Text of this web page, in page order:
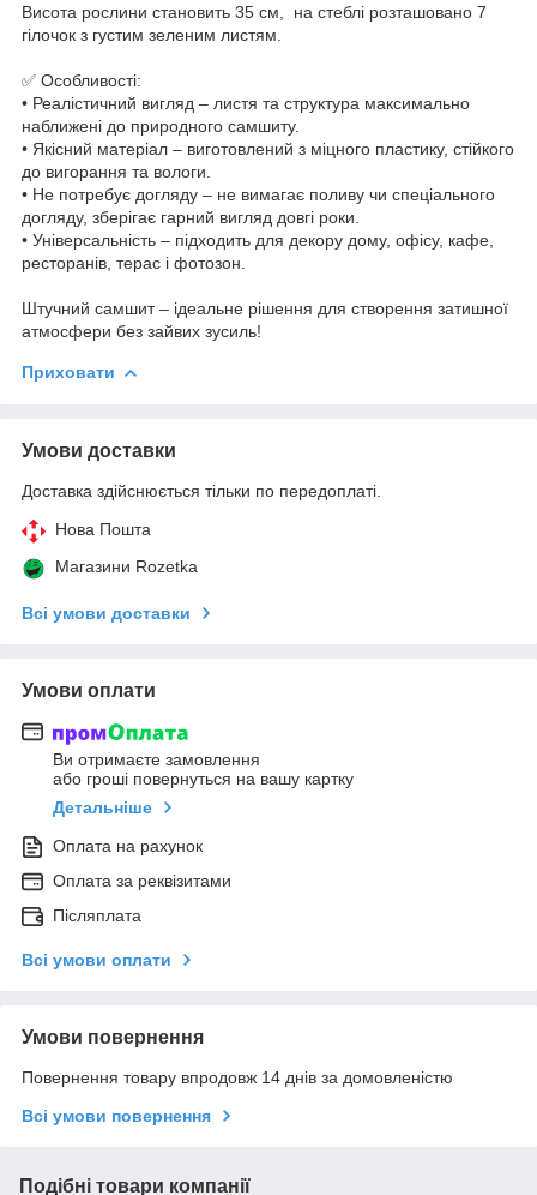
Висота рослини становить 35 см, на стеблі розташовано 7
гілочок з густим зеленим листям.
✅ Особливості:
• Реалістичний вигляд – листя та структура максимально
наближені до природного самшиту.
• Якісний матеріал – виготовлений з міцного пластику, стійкого
до вигорання та вологи.
• Не потребує догляду – не вимагає поливу чи спеціального
догляду, зберігає гарний вигляд довгі роки.
• Універсальність – підходить для декору дому, офісу, кафе,
ресторанів, терас і фотозон.
Штучний самшит – ідеальне рішення для створення затишної
атмосфери без зайвих зусиль!
Приховати
Умови доставки
Доставка здійснюється тільки по передоплаті.
Нова Пошта
Магазини Rozetka
Всі умови доставки
Умови оплати
Ви отримаєте замовлення
або гроші повернуться на вашу картку
Детальніше
Оплата на рахунок
Оплата за реквізитами
Післяплата
Всі умови оплати
Умови повернення
Повернення товару впродовж 14 днів за домовленістю
Всі умови повернення
Подібні товари компанії